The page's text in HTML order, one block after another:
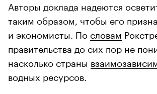
Авторы доклада надеются
таким образом, чтобы его
и экономисты. По словам
правительства до сих пор не
насколько страны
водных ресурсов.